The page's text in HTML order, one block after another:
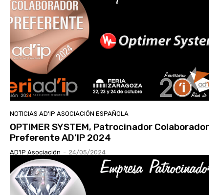
NOTICIAS AD'IP ASOCIACIÓN ESPAÑOLA
OPTIMER SYSTEM, Patrocinador Colaborador
Preferente AD’IP 2024
AD'IP Asociación - 24/05/2024